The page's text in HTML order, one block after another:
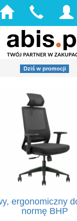
Dziś w promocji
ergonomiczny
normę BHP